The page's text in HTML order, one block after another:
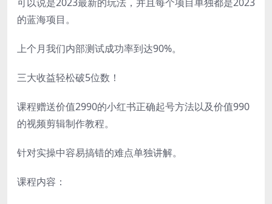
的蓝海项目。
上个月我们内部测试成功率到达90%。
三大收益轻松破5位数！
课程赠送价值2990的小红书正确起号方法以及价值990
的视频剪辑制作教程。
针对实操中容易搞错的难点单独讲解。
课程内容：